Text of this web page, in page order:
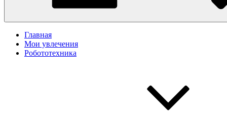
Главная
Мои увлечения
Робототехника